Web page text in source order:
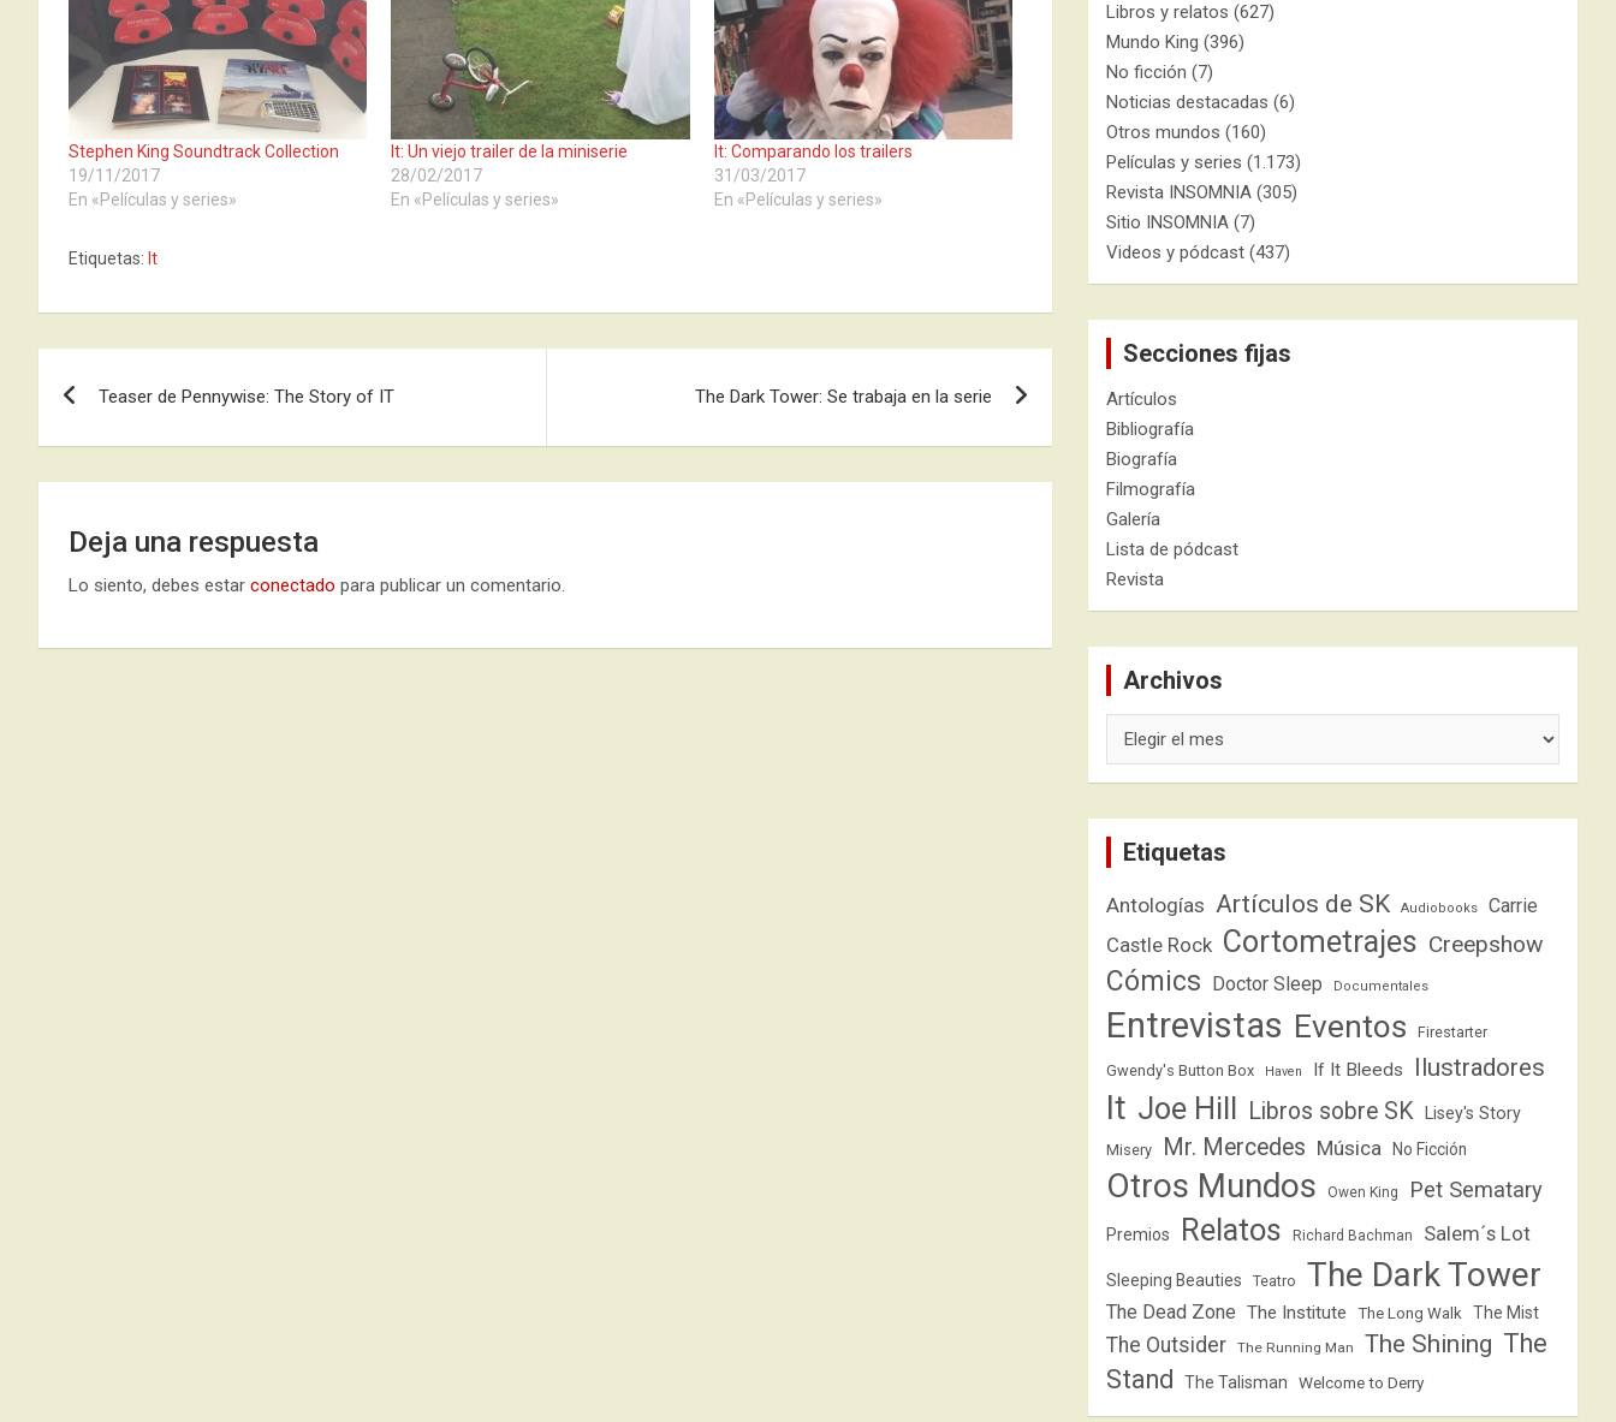
Stephen King Soundtrack Collection
19/11/2017
En «Películas y series»
It: Un viejo trailer de la miniserie
28/02/2017
En «Películas y series»
It: Comparando los trailers
31/03/2017
En «Películas y series»
Etiquetas: It
entradas
Teaser de Pennywise: The Story of IT The Dark Tower: Se trabaja en la serie
Deja una respuesta
Lo siento, debes estar conectado para publicar un comentario.
Libros y relatos (627)
Mundo King (396)
No ficción (7)
Noticias destacadas (6)
Otros mundos (160)
Películas y series (1.173)
Revista INSOMNIA (305)
Sitio INSOMNIA (7)
Videos y pódcast (437)
Secciones fijas
Artículos
Bibliografía
Biografía
Filmografía
Galería
Lista de pódcast
Revista
Archivos
Etiquetas
Antologías Artículos de SK Audiobooks Carrie
Castle Rock Cortometrajes Creepshow
Cómics Doctor Sleep Documentales
Entrevistas Eventos Firestarter
Gwendy's Button Box Haven If It Bleeds Ilustradores
It Joe Hill Libros sobre SK Lisey's Story
Misery Mr. Mercedes Música No Ficción
Otros Mundos Owen King Pet Sematary
Premios Relatos Richard Bachman Salem´s Lot
Sleeping Beauties Teatro The Dark Tower
The Dead Zone The Institute The Long Walk The Mist
The Outsider The Running Man The Shining The
Stand
The Talisman Welcome to Derry